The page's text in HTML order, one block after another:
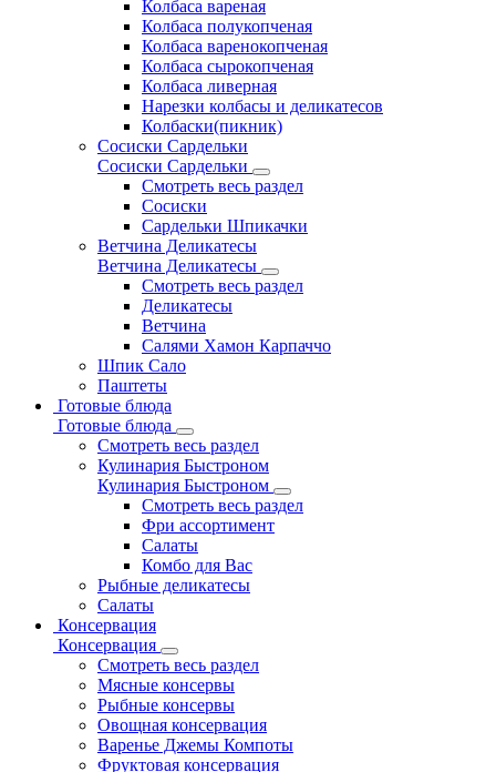
Колбаса вареная
Колбаса полукопченая
Колбаса варенокопченая
Колбаса сырокопченая
Колбаса ливерная
Нарезки колбасы и деликатесов
Колбаски(пикник)
Сосиски Сардельки
Сосиски Сардельки
Смотреть весь раздел
Сосиски
Сардельки Шпикачки
Ветчина Деликатесы
Ветчина Деликатесы
Смотреть весь раздел
Деликатесы
Ветчина
Салями Хамон Карпаччо
Шпик Сало
Паштеты
Готовые блюда
Готовые блюда
Смотреть весь раздел
Кулинария Быстроном
Кулинария Быстроном
Смотреть весь раздел
Фри ассортимент
Салаты
Комбо для Вас
Рыбные деликатесы
Салаты
Консервация
Консервация
Смотреть весь раздел
Мясные консервы
Рыбные консервы
Овощная консервация
Варенье Джемы Компоты
Фруктовая консервация